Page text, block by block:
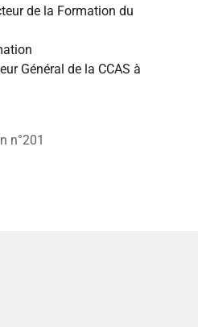
de la Formation du
Général de la CCAS à
n°201